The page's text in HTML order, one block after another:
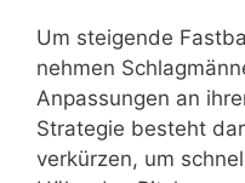
Um steigende
nehmen
Anpassungen an
Strategie besteht
verkürzen, um